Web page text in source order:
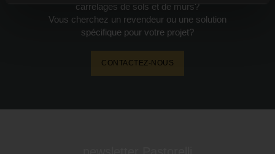
carrelages de sols et de murs?
Vous cherchez un revendeur ou une solution
spécifique pour votre projet?
CONTACTEZ-NOUS